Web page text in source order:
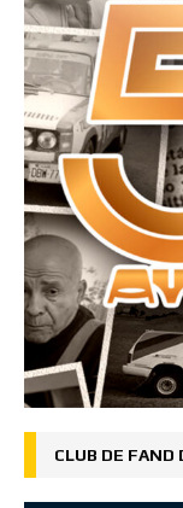
CLUB DE FAND